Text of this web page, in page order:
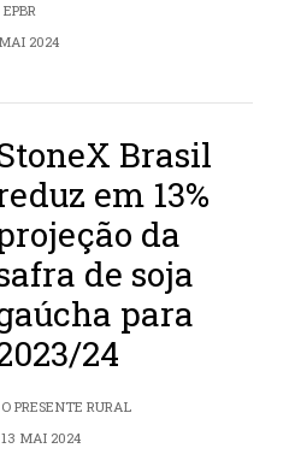
EPBR
2024
Brasil
em 13%
da
de soja
para
24
O PRESENTE RURAL
13 MAI 2024